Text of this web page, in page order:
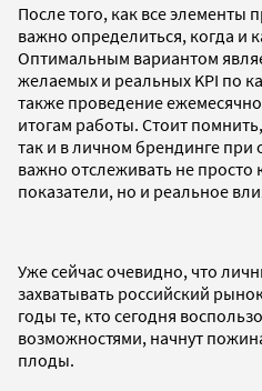
После того, как все
важно определиться, когда и
Оптимальным вариантом
желаемых и реальных KPI по
также проведение
итогам работы. Стоит
так и в личном брендинге
важно отслеживать не просто
показатели, но и реальное
Уже сейчас очевидно, что
захватывать российский
годы те, кто сегодня
возможностями, начнут
плоды.